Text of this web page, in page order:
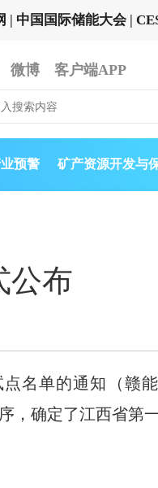
| 中国国际储能大会 |
微博 客户端APP
预警 矿产资源开发与
公布
名单的通知（赣
，确定了江西省第